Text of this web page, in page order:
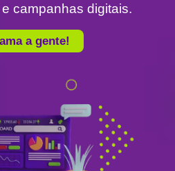
campanhas digitais.
a gente!